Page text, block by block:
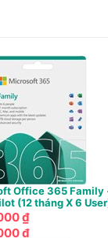
Office 365 Family
(12 tháng X 6
₫
₫